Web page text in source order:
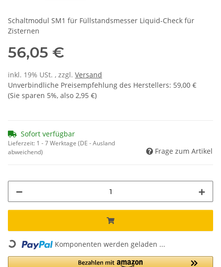
Schaltmodul SM1 für Füllstandsmesser Liquid-Check für
Zisternen
56,05 €
inkl. 19% USt. , zzgl. Versand
Unverbindliche Preisempfehlung des Herstellers: 59,00 €
(Sie sparen 5%, also 2,95 €)
Sofort verfügbar
Lieferzeit: 1 - 7 Werktage (DE - Ausland
abweichend)
Frage zum Artikel
Loading... Komponenten werden geladen ...